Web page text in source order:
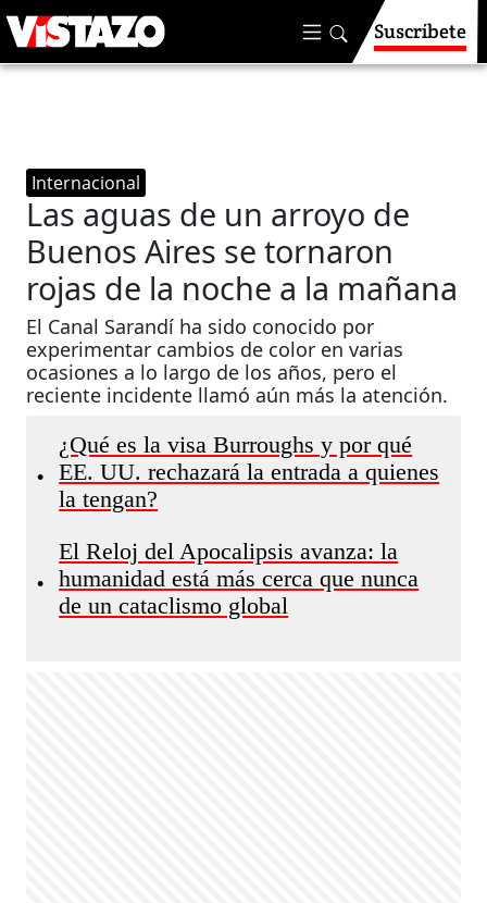
Suscríbete
Internacional
Las aguas de un arroyo de
Buenos Aires se tornaron
rojas de la noche a la mañana
El Canal Sarandí ha sido conocido por
experimentar cambios de color en varias
ocasiones a lo largo de los años, pero el
reciente incidente llamó aún más la atención.
•
¿Qué es la visa Burroughs y por qué
EE. UU. rechazará la entrada a quienes
la tengan?
•
El Reloj del Apocalipsis avanza: la
humanidad está más cerca que nunca
de un cataclismo global